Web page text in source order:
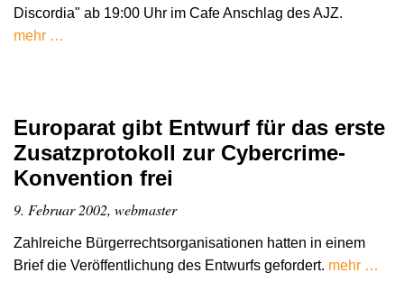
Discordia" ab 19:00 Uhr im Cafe Anschlag des AJZ.
mehr …
Europarat gibt Entwurf für das erste
Zusatzprotokoll zur Cybercrime-
Konvention frei
9. Februar 2002, webmaster
Zahlreiche Bürgerrechtsorganisationen hatten in einem
Brief die Veröffentlichung des Entwurfs gefordert. mehr …